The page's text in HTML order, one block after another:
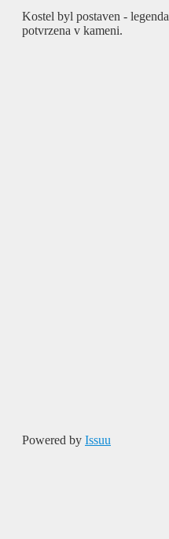
Kostel byl postaven -
potvrzena v kameni.
Powered by Issuu